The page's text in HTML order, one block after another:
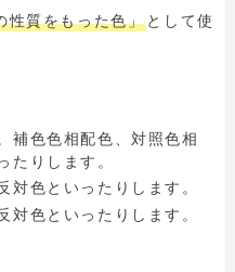
性質をもった色」 として使
補色色相配色、対照色相
たりします。
対色といったりします。
対色といったりします。